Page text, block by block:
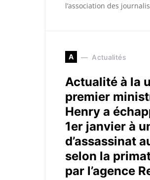
l’association des
A Actualités
Actualité à la
premier
Henry a
1er janvier à
d’assassinat
selon la
par l’agence